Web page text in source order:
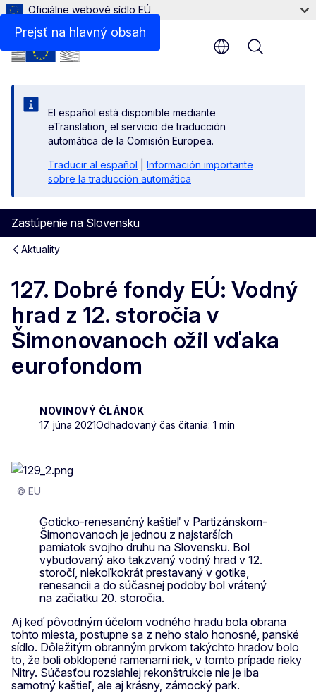
Prejsť na hlavný obsah
Oficiálne webové sídlo EÚ
El español está disponible mediante
eTranslation, el servicio de traducción
automática de la Comisión Europea.
Traducir al español
Información importante
sobre la traducción automática
Zastúpenie na Slovensku
Menu
Aktuality
127. Dobré fondy EÚ: Vodný
hrad z 12. storočia v
Šimonovanoch ožil vďaka
eurofondom
NOVINOVÝ ČLÁNOK
17. júna 2021Odhadovaný čas čítania: 1 min
© EU
Goticko-renesančný kaštieľ v Partizánskom-
Šimonovanoch je jednou z najstarších
pamiatok svojho druhu na Slovensku. Bol
vybudovaný ako takzvaný vodný hrad v 12.
storočí, niekoľkokrát prestavaný v gotike,
renesancii a do súčasnej podoby bol vrátený
na začiatku 20. storočia.
Aj keď pôvodným účelom vodného hradu bola obrana
tohto miesta, postupne sa z neho stalo honosné, panské
sídlo. Dôležitým obranným prvkom takýchto hradov bolo
to, že boli obklopené ramenami riek, v tomto prípade rieky
Nitry. Súčasťou rozsiahlej rekonštrukcie nie je iba
samotný kaštieľ, ale aj krásny, zámocký park.